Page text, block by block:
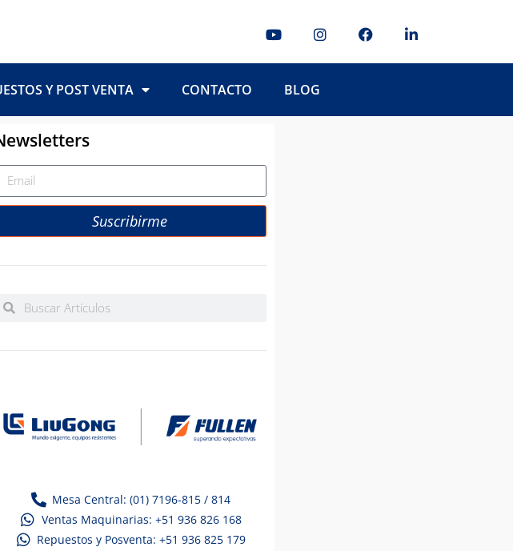
Y POST VENTA CONTACTO BLOG
Suscribirme
Mesa Central: (01) 7196-815 / 814
Ventas Maquinarias: +51 936 826 168
Repuestos y Posventa: +51 936 825 179